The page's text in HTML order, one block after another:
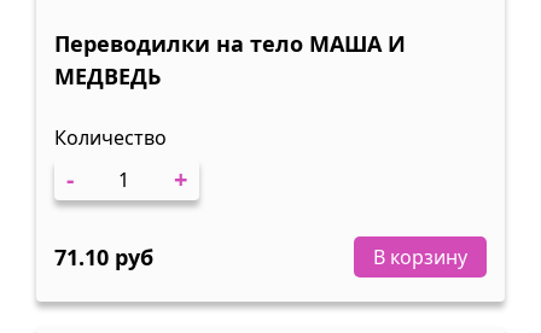
Переводилки на тело МАША И
МЕДВЕДЬ
Количество
- +
71.10 руб В корзину